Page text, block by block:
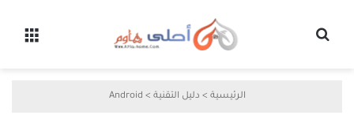
الرئيسية > دليل التقنية >
Android